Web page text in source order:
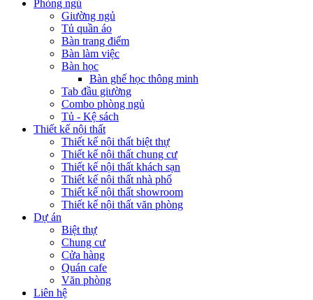
Phòng ngủ
Giường ngủ
Tủ quần áo
Bàn trang điểm
Bàn làm việc
Bàn học
Bàn ghế học thông minh
Tab đầu giường
Combo phòng ngủ
Tủ - Kệ sách
Thiết kế nội thất
Thiết kế nội thất biệt thự
Thiết kế nội thất chung cư
Thiết kế nội thất khách sạn
Thiết kế nội thất nhà phố
Thiết kế nội thất showroom
Thiết kế nội thất văn phòng
Dự án
Biệt thự
Chung cư
Cửa hàng
Quán cafe
Văn phòng
Liên hệ